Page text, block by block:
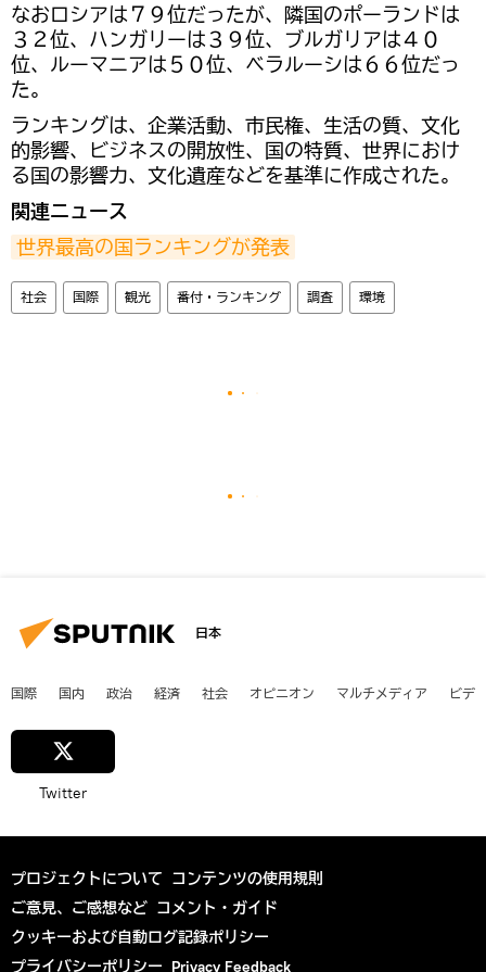
なおロシアは７９位だったが、隣国のポーランドは
３２位、ハンガリーは３９位、ブルガリアは４０
位、ルーマニアは５０位、ベラルーシは６６位だっ
た。
ランキングは、企業活動、市民権、生活の質、文化
的影響、ビジネスの開放性、国の特質、世界におけ
る国の影響力、文化遺産などを基準に作成された。
関連ニュース
世界最高の国ランキングが発表
社会 国際 観光 番付・ランキング 調査 環境
日本
国際 国内 政治 経済 社会 オピニオン マルチメディア ビデ
Twitter
プロジェクトについて コンテンツの使用規則
ご意見、ご感想など コメント・ガイド
クッキーおよび自動ログ記録ポリシー
プライバシーポリシー Privacy Feedback